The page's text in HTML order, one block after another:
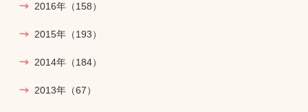
2016年 （158）
2015年 （193）
2014年 （184）
2013年 （67）